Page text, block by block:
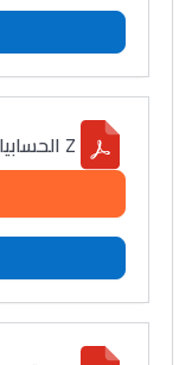
Z الحسابيات في المجموعة